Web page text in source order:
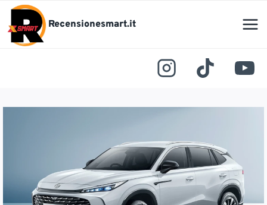
Salta
contenuto
Recensionesmart.it